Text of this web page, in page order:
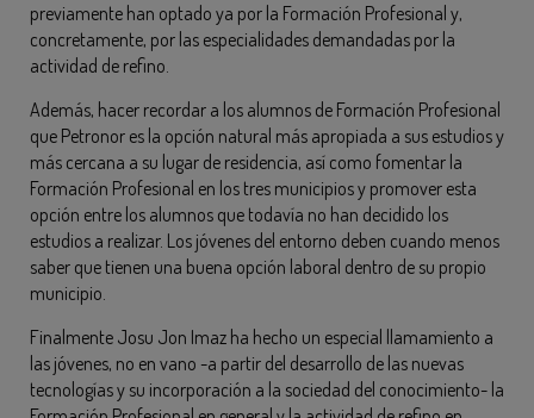
previamente han optado ya por la Formación Profesional y,
concretamente, por las especialidades demandadas por la
actividad de refino.
Además, hacer recordar a los alumnos de Formación Profesional
que Petronor es la opción natural más apropiada a sus estudios y
más cercana a su lugar de residencia, así como fomentar la
Formación Profesional en los tres municipios y promover esta
opción entre los alumnos que todavía no han decidido los
estudios a realizar. Los jóvenes del entorno deben cuando menos
saber que tienen una buena opción laboral dentro de su propio
municipio.
Finalmente Josu Jon Imaz ha hecho un especial llamamiento a
las jóvenes, no en vano -a partir del desarrollo de las nuevas
tecnologías y su incorporación a la sociedad del conocimiento- la